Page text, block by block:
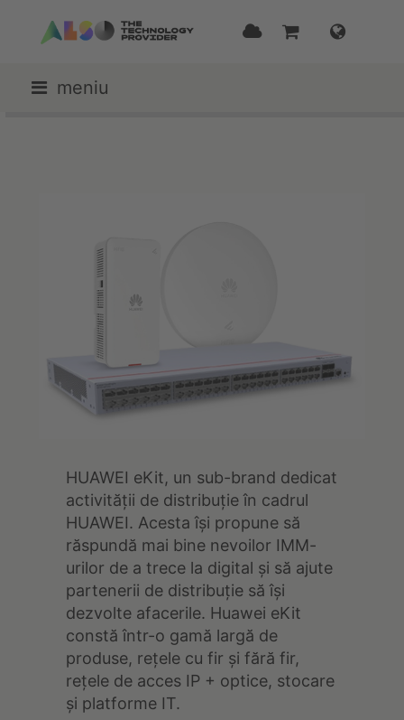
meniu
HUAWEI eKit, un sub-brand dedicat
activității de distribuție în cadrul
HUAWEI. Acesta își propune să
răspundă mai bine nevoilor IMM-
urilor de a trece la digital și să ajute
partenerii de distribuție să își
dezvolte afacerile. Huawei eKit
constă într-o gamă largă de
produse, rețele cu fir și fără fir,
rețele de acces IP + optice, stocare
și platforme IT.